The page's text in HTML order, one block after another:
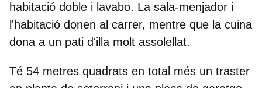
habitació doble i lavabo. La sala-menjador i
l'habitació donen al carrer, mentre que la cuina
dona a un pati d'illa molt assolellat.
Té 54 metres quadrats en total més un traster